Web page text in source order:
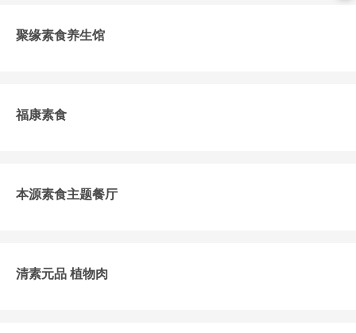
聚缘素食养生馆
福康素食
本源素食主题餐厅
清素元品 植物肉